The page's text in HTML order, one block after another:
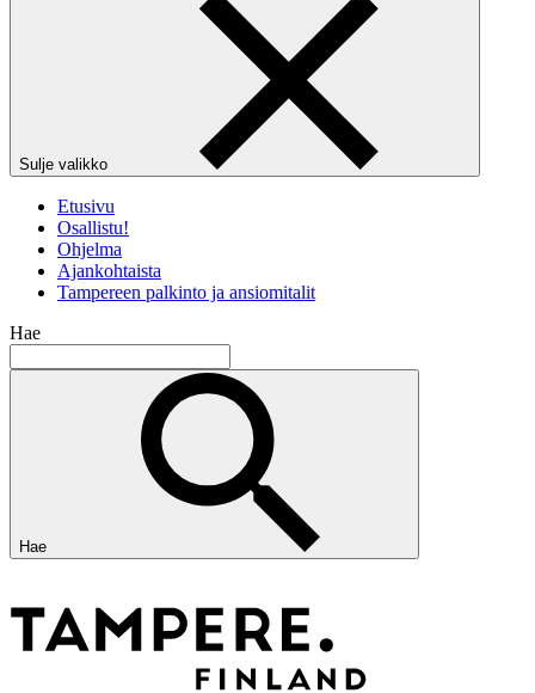
Sulje valikko
Etusivu
Osallistu!
Ohjelma
Ajankohtaista
Tampereen palkinto ja ansiomitalit
Hae
Hae